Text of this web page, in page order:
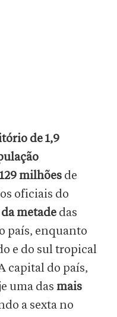
de 1,9
129 milhões de
oficiais do
metade das
país, enquanto
e do sul tropical
capital do país,
uma das mais
a sexta no